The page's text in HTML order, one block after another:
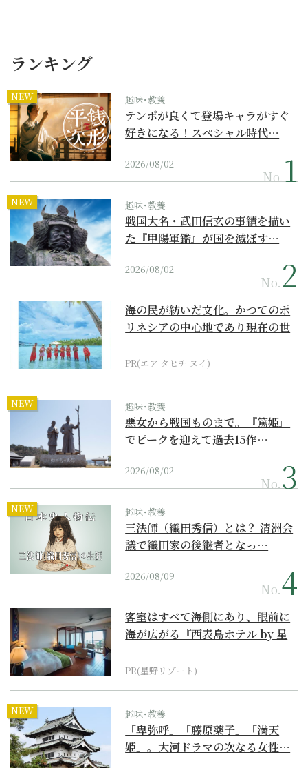
ランキング
NEW 趣味･教養
テンポが良くて登場キャラがすぐ
好きになる！スペシャル時代…
2026/08/02
No.
NEW 趣味･教養
戦国大名・武田信玄の事績を描い
た『甲陽軍鑑』が国を滅ぼす…
2026/08/02
No.
海の民が紡いだ文化。かつてのポ
リネシアの中心地であり現在の世
PR(エア タヒチ ヌイ)
NEW 趣味･教養
悪女から戦国ものまで。『篤姫』
でピークを迎えて過去15作…
2026/08/02
No.
NEW 趣味･教養
三法師（織田秀信）とは？ 清洲会
議で織田家の後継者となっ…
2026/08/09
No.
客室はすべて海側にあり、眼前に
海が広がる『西表島ホテル by 星
PR(星野リゾート)
NEW 趣味･教養
「卑弥呼」「藤原薬子」「満天
姫」。大河ドラマの次なる女性…